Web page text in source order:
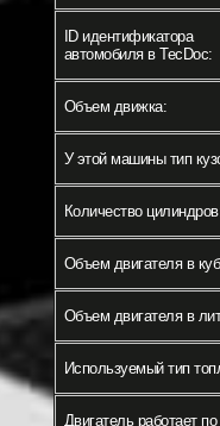
ID идентификатора
автомобиля в TecDoc:
Объем движка:
У этой машины тип
Количество
Объем двигателя в
Объем двигателя в
Используемый тип
Двигатель работает по